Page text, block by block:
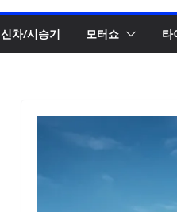
신차/시승기 모터쇼 타